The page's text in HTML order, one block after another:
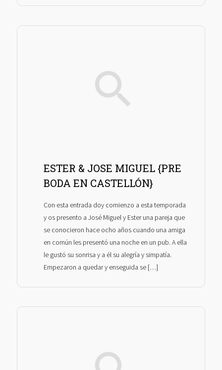
ESTER & JOSE MIGUEL {PRE
BODA EN CASTELLÓN}
Con esta entrada doy comienzo a esta temporada
y os presento a José Miguel y Ester una pareja que
se conocieron hace ocho años cuando una amiga
en común les presentó una noche en un pub. A ella
le gustó su sonrisa y a él su alegría y simpatía.
Empezaron a quedar y enseguida se […]